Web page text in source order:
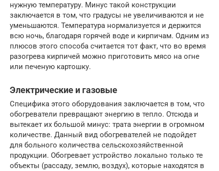
нужную температуру. Минус такой конструкции
заключается в том, что градусы не увеличиваются и не
уменьшаются. Температура нормализуется и держится
всю ночь, благодаря горячей воде и кирпичам. Одним из
плюсов этого способа считается тот факт, что во время
разогрева кирпичей можно приготовить мясо на огне
или печеную картошку.
Электрические и газовые
Специфика этого оборудования заключается в том, что
обогреватели превращают энергию в тепло. Отсюда и
вытекает их большой минус: трата энергии в огромном
количестве. Данный вид обогревателей не подойдет
для больного количества сельскохозяйственной
продукции. Обогревает устройство локально только те
объекты (рассаду, землю, воздух), которые находятся в